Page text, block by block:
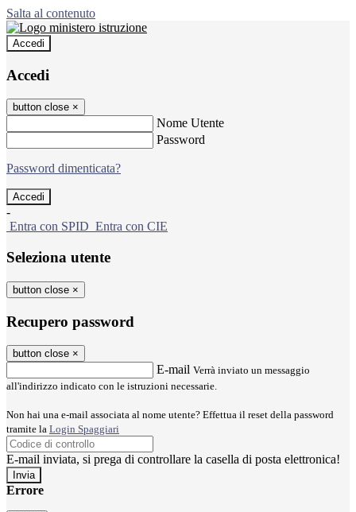
Salta al contenuto
Accedi
Accedi
button close ×
Nome Utente
Password
Password dimenticata?
-
Entra con SPID Entra con CIE
Seleziona utente
button close ×
Recupero password
button close ×
E-mail Verrà inviato un messaggio
all'indirizzo indicato con le istruzioni necessarie.
Non hai una e-mail associata al nome utente? Effettua il reset della password
tramite la Login Spaggiari
E-mail inviata, si prega di controllare la casella di posta elettronica!
Errore